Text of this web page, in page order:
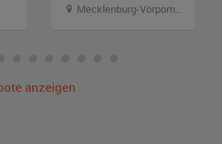
Mecklenburg-Vorpommern
anzeigen